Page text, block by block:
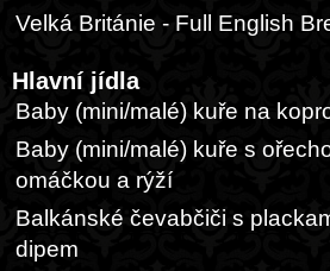
Velká Británie - Full English
Hlavní jídla
Baby (mini/malé) kuře na
Baby (mini/malé) kuře s
omáčkou a rýží
Balkánské čevabčiči s
dipem